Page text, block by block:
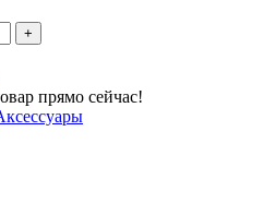
прямо сейчас!